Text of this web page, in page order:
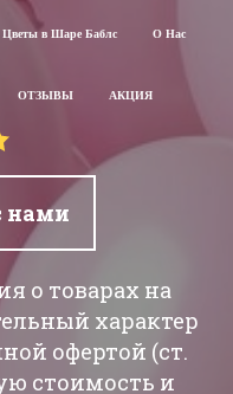
Цветы в Шаре Баблс О Нас
ОТЗЫВЫ АКЦИЯ
нами
о товарах на
характер
офертой (ст.
стоимость и